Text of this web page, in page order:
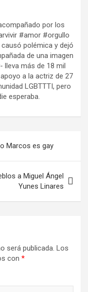
por los
#amor #orgullo
polémica y dejó
de una imagen
lleva más de 18 mil
a la actriz de 27
LGBTTTI, pero
esperaba.
Marcos es gay
a Miguel Ángel
Yunes Linares
será publicada. Los
con *